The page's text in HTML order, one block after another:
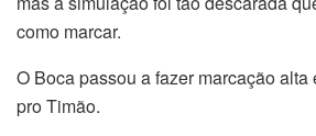
como marcar.
O Boca passou a fazer marcação
pro Timão.